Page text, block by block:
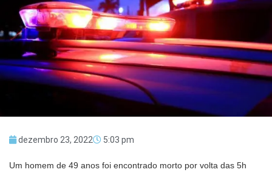
dezembro 23, 2022 5:03 pm
Um homem de 49 anos foi encontrado morto por volta das 5h